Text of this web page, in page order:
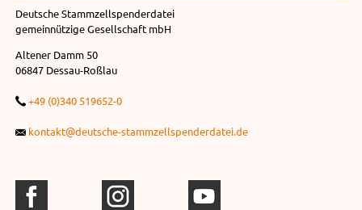
Deutsche Stammzellspenderdatei
gemeinnützige Gesellschaft mbH
Altener Damm 50
06847 Dessau-Roßlau
+49 (0)340 519652-0
kontakt@deutsche-stammzellspenderdatei.de